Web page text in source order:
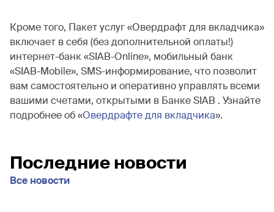
Кроме того, Пакет услуг «Овердрафт для вкладчика»
включает в себя (без дополнительной оплаты!)
интернет-банк «SIAB-Online», мобильный банк
«SIAB-Mobile», SMS-информирование, что позволит
вам самостоятельно и оперативно управлять всеми
вашими счетами, открытыми в Банке SIAB . Узнайте
подробнее об «Овердрафте для вкладчика».
Последние новости
Все новости